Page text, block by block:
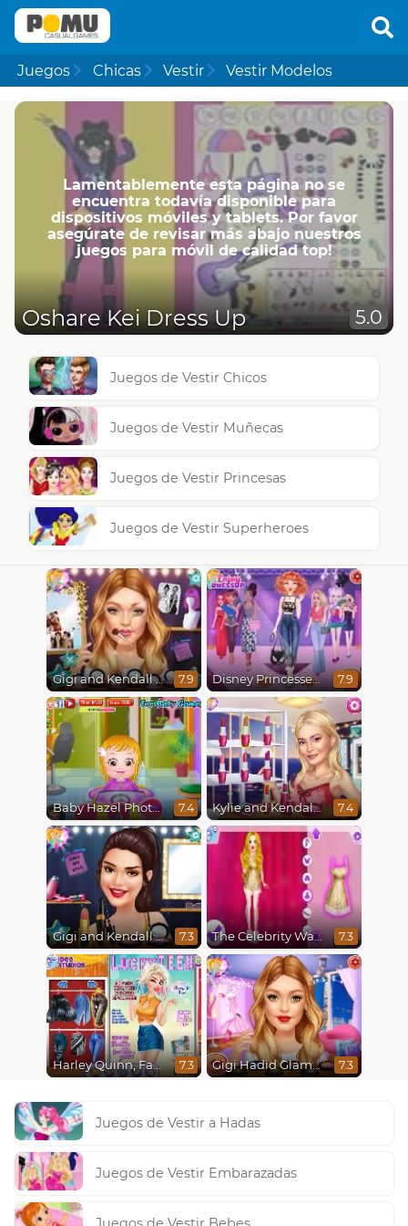
Juegos Chicas Vestir Vestir Modelos
Lamentablemente esta página no se
encuentra todavía disponible para
dispositivos móviles y tablets. Por favor
asegúrate de revisar más abajo nuestros
juegos para móvil de calidad top!
Oshare Kei Dress Up 5.0
Juegos de Vestir Chicos
Juegos de Vestir Muñecas
Juegos de Vestir Princesas
Juegos de Vestir Superheroes
Gigi and Kendall BFFS 7.9 Disney Princesses Runway Show 7.9
Baby Hazel Photoshoot 7.4 Kylie and Kendall Sisters Break Up 7.4
Gigi and Kendall Fashionistas 7.3 The Celebrity Way Of Life 7.3
Harley Quinn, Fashionista on the Cover 7.3 Gigi Hadid Glamourous Lifestyle 7.3
Juegos de Vestir a Hadas
Juegos de Vestir Embarazadas